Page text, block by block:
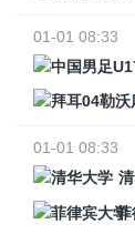
01-01 08:33
01-01 08:33
菲